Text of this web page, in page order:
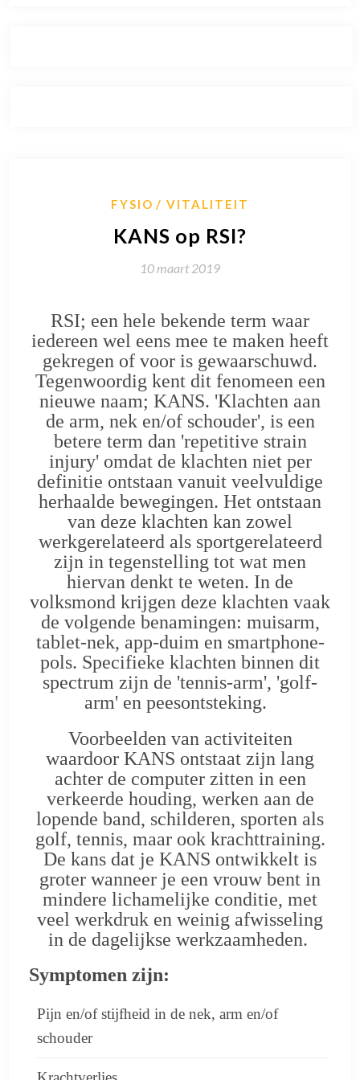
FYSIO VITALITEIT
KANS op RSI?
10 maart 2019
RSI; een hele bekende term waar
iedereen wel eens mee te maken heeft
gekregen of voor is gewaarschuwd.
Tegenwoordig kent dit fenomeen een
nieuwe naam; KANS. 'Klachten aan
de arm, nek en/of schouder', is een
betere term dan 'repetitive strain
injury' omdat de klachten niet per
definitie ontstaan vanuit veelvuldige
herhaalde bewegingen. Het ontstaan
van deze klachten kan zowel
werkgerelateerd als sportgerelateerd
zijn in tegenstelling tot wat men
hiervan denkt te weten. In de
volksmond krijgen deze klachten vaak
de volgende benamingen: muisarm,
tablet-nek, app-duim en smartphone-
pols. Specifieke klachten binnen dit
spectrum zijn de 'tennis-arm', 'golf-
arm' en peesontsteking.
Voorbeelden van activiteiten
waardoor KANS ontstaat zijn lang
achter de computer zitten in een
verkeerde houding, werken aan de
lopende band, schilderen, sporten als
golf, tennis, maar ook krachttraining.
De kans dat je KANS ontwikkelt is
groter wanneer je een vrouw bent in
mindere lichamelijke conditie, met
veel werkdruk en weinig afwisseling
in de dagelijkse werkzaamheden.
Symptomen zijn:
Pijn en/of stijfheid in de nek, arm en/of
schouder